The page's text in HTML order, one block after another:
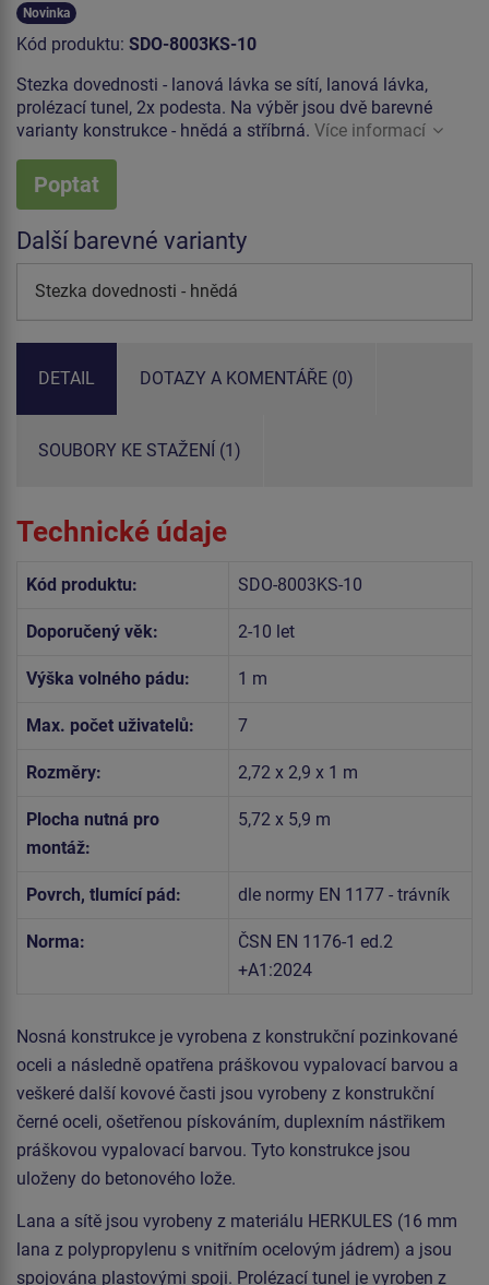
Novinka
Kód produktu: SDO-8003KS-10
Stezka dovednosti - lanová lávka se sítí, lanová lávka,
prolézací tunel, 2x podesta. Na výběr jsou dvě barevné
varianty konstrukce - hnědá a stříbrná. Více informací
Poptat
Další barevné varianty
Stezka dovednosti - hnědá
DETAIL DOTAZY A KOMENTÁŘE (0)
SOUBORY KE STAŽENÍ (1)
Technické údaje
Kód produktu: SDO-8003KS-10
Doporučený věk: 2-10 let
Výška volného pádu: 1 m
Max. počet uživatelů: 7
Rozměry: 2,72 x 2,9 x 1 m
Plocha nutná pro
montáž:
5,72 x 5,9 m
Povrch, tlumící pád: dle normy EN 1177 - trávník
Norma:
ČSN EN 1176-1 ed.2
+A1:2024
Nosná konstrukce je vyrobena z konstrukční pozinkované
oceli a následně opatřena práškovou vypalovací barvou a
veškeré další kovové časti jsou vyrobeny z konstrukční
černé oceli, ošetřenou pískováním, duplexním nástřikem
práškovou vypalovací barvou. Tyto konstrukce jsou
uloženy do betonového lože.
Lana a sítě jsou vyrobeny z materiálu HERKULES (16 mm
lana z polypropylenu s vnitřním ocelovým jádrem) a jsou
spojována plastovými spoji. Prolézací tunel je vyroben z